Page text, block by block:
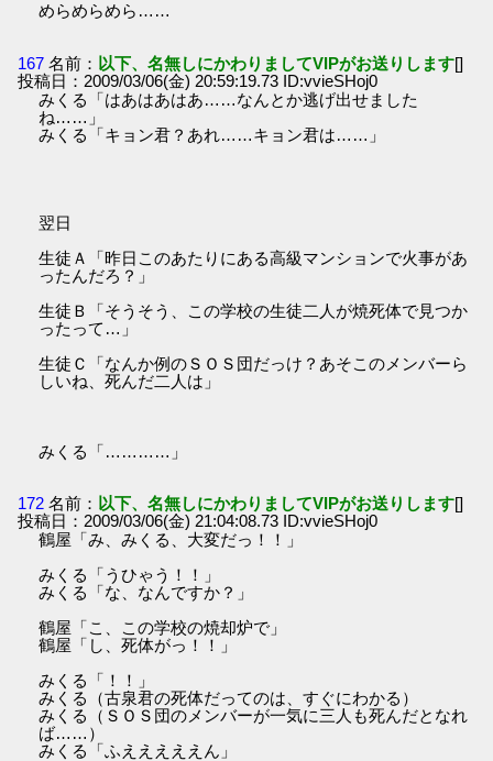
めらめらめら……
167 名前： 以下、名無しにかわりましてVIPがお送りします[]
投稿日：2009/03/06(金) 20:59:19.73 ID:vvieSHoj0
みくる「はあはあはあ……なんとか逃げ出せました
ね……」
みくる「キョン君？あれ……キョン君は……」
翌日
生徒Ａ「昨日このあたりにある高級マンションで火事があ
ったんだろ？」
生徒Ｂ「そうそう、この学校の生徒二人が焼死体で見つか
ったって…」
生徒Ｃ「なんか例のＳＯＳ団だっけ？あそこのメンバーら
しいね、死んだ二人は」
みくる「…………」
172 名前： 以下、名無しにかわりましてVIPがお送りします[]
投稿日：2009/03/06(金) 21:04:08.73 ID:vvieSHoj0
鶴屋「み、みくる、大変だっ！！」
みくる「うひゃう！！」
みくる「な、なんですか？」
鶴屋「こ、この学校の焼却炉で」
鶴屋「し、死体がっ！！」
みくる「！！」
みくる（古泉君の死体だってのは、すぐにわかる）
みくる（ＳＯＳ団のメンバーが一気に三人も死んだとなれ
ば……）
みくる「ふえええええん」